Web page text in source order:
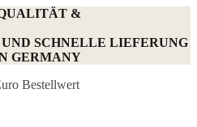
&
SCHNELLE LIEFERUNG
GERMANY
Bestellwert